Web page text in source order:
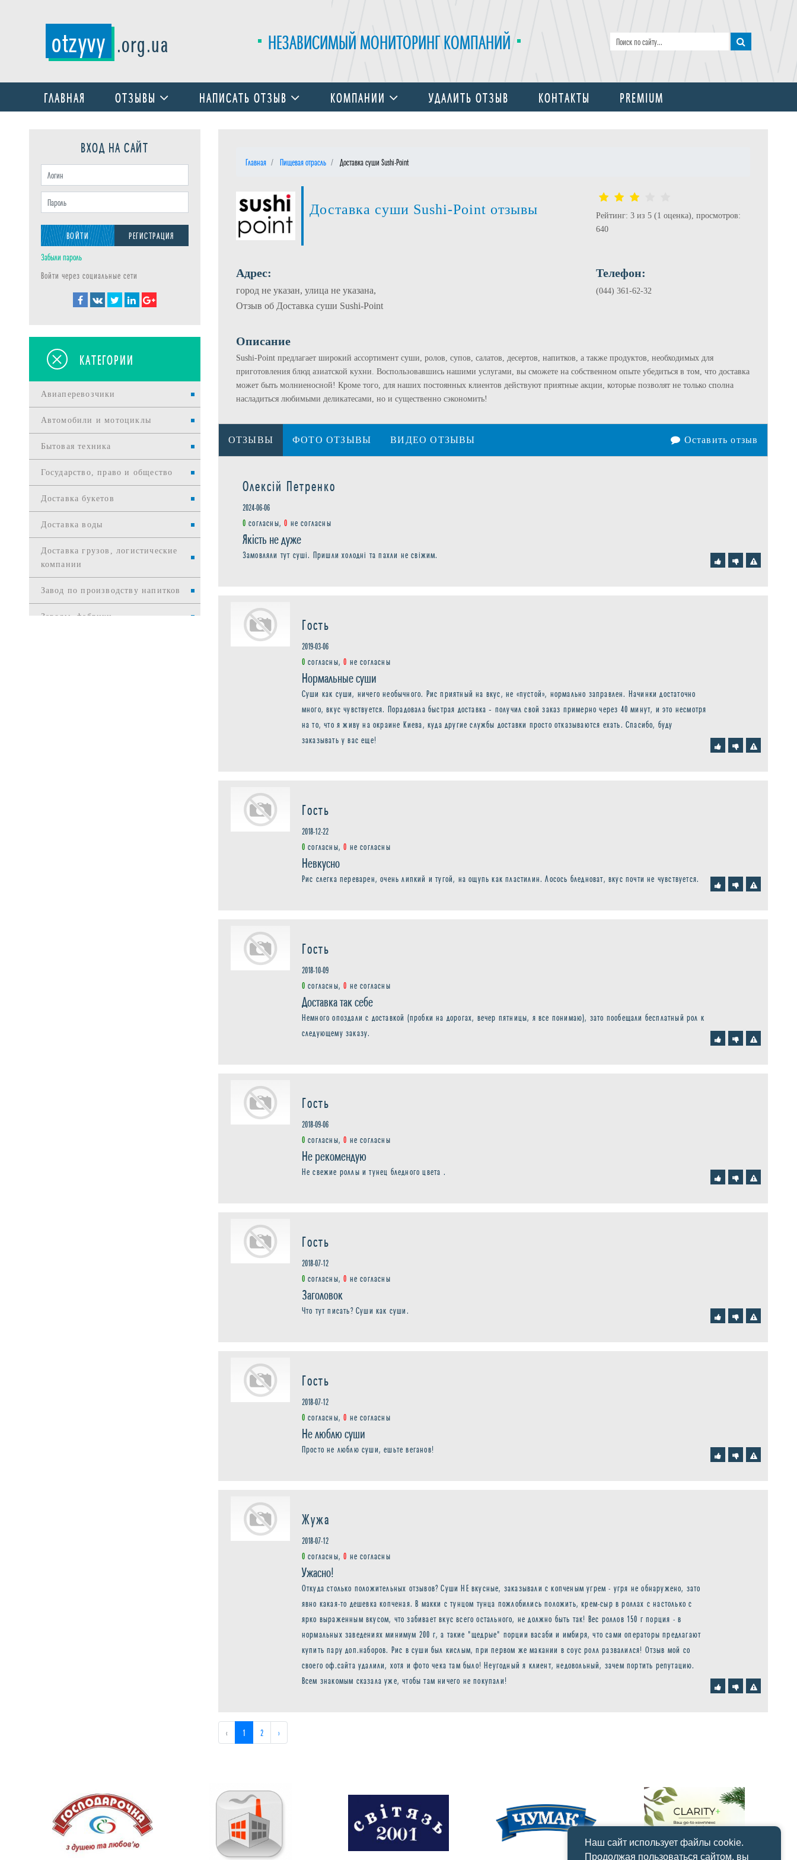
Наш сайт использует файлы cookie.
Продолжая пользоваться сайтом, вы
otzyvy .org.ua НЕЗАВИСИМЫЙ МОНИТОРИНГ КОМПАНИЙ
ГЛАВНАЯ ОТЗЫВЫ НАПИСАТЬ ОТЗЫВ КОМПАНИИ УДАЛИТЬ ОТЗЫВ КОНТАКТЫ PREMIUM
ВХОД НА САЙТ
ВОЙТИ
РЕГИСТРАЦИЯ
Забыли пароль
Войти через социальные сети
КАТЕГОРИИ
Авиаперевозчики
Автомобили и мотоциклы
Бытовая техника
Государство, право и общество
Доставка букетов
Доставка воды
Доставка грузов, логистические
компании
Завод по производству напитков
Заводы, фабрики
Страховые агентства
Строительная отрасль
Главная Пищевая отрасль Доставка суши Sushi-Point
Доставка суши Sushi-Point отзывы
Рейтинг: 3 из 5 (1 оценка), просмотров:
640
Адрес:
город не указан, улица не указана,
Отзыв об Доставка суши Sushi-Point
Телефон:
(044) 361-62-32
Описание
Sushi-Point предлагает широкий ассортимент суши, ролов, супов, салатов, десертов, напитков, а также продуктов, необходимых для
приготовления блюд азиатской кухни. Воспользовавшись нашими услугами, вы сможете на собственном опыте убедиться в том, что доставка
может быть молниеносной! Кроме того, для наших постоянных клиентов действуют приятные акции, которые позволят не только сполна
насладиться любимыми деликатесами, но и существенно сэкономить!
ОТЗЫВЫ ФОТО ОТЗЫВЫ ВИДЕО ОТЗЫВЫ Оставить отзыв
Олексій Петренко
2024-06-06
0согласны,0 не согласны
Якість не дуже
Замовляли тут суші. Пришли холодні та пахли не свіжим.
Гость
2019-03-06
0согласны,0 не согласны
Нормальные суши
Суши как суши, ничего необычного. Рис приятный на вкус, не «пустой», нормально заправлен. Начинки достаточно
много, вкус чувствуется. Порадовала быстрая доставка – получил свой заказ примерно через 40 минут, и это несмотря
на то, что я живу на окраине Киева, куда другие службы доставки просто отказываются ехать. Спасибо, буду
заказывать у вас еще!
Гость
2018-12-22
0согласны,0 не согласны
Невкусно
Рис слегка переварен, очень липкий и тугой, на ощупь как пластилин. Лосось бледноват, вкус почти не чувствуется.
Гость
2018-10-09
0согласны,0 не согласны
Доставка так себе
Немного опоздали с доставкой (пробки на дорогах, вечер пятницы, я все понимаю), зато пообещали бесплатный рол к
следующему заказу.
Гость
2018-09-06
0согласны,0 не согласны
Не рекомендую
Не свежие роллы и тунец бледного цвета .
Гость
2018-07-12
0согласны,0 не согласны
Заголовок
Что тут писать? Суши как суши.
Гость
2018-07-12
0согласны,0 не согласны
Не люблю суши
Просто не люблю суши, ешьте веганов!
Жужа
2018-07-12
0согласны,0 не согласны
Ужасно!
Откуда столько положительных отзывов? Суши НЕ вкусные, заказывали с копченым угрем - угря не обнаружено, зато
явно какая-то дешевка копченая. В макки с тунцом тунца пожлобились положить, крем-сыр в роллах с настолько с
ярко выраженным вкусом, что забивает вкус всего остального, не должно быть так! Вес роллов 150 г порция - в
нормальных заведениях минимум 200 г, а такие "щедрые" порции васаби и имбиря, что сами операторы предлагают
купить пару доп.наборов. Рис в суши был кислым, при первом же макании в соус ролл развалился! Отзыв мой со
своего оф.сайта удалили, хотя и фото чека там было! Неугодный я клиент, недовольный, зачем портить репутацию.
Всем знакомым сказала уже, чтобы там ничего не покупали!
‹ 1 2 ›